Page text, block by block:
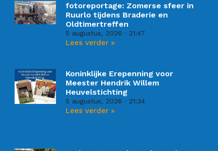
fotoreportage: Zomerse sfeer in
Ruurlo tijdens Braderie en
Oldtimertreffen
5 augustus, 2026 21:47
Lees verder »
Koninklijke Erepenning voor
Meester Hendrik Willem
Heuvelstichting
5 augustus, 2026 21:34
Lees verder »